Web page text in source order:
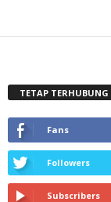
TETAP TERHUBUNG
Fans
Followers
Subscribers